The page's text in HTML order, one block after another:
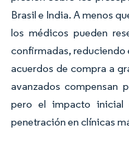
Brasil e India. A menos
los médicos pueden
confirmadas, reduciendo
acuerdos de compra a
avanzados compensan
pero el impacto inicial
penetración en clínicas